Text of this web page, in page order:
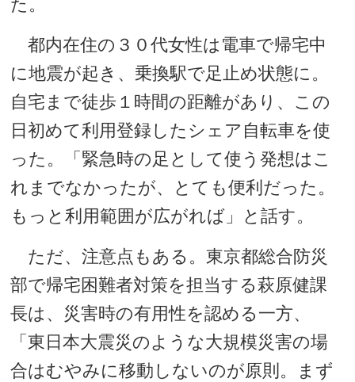
た。
都内在住の３０代女性は電車で帰宅中
に地震が起き、乗換駅で足止め状態に。
自宅まで徒歩１時間の距離があり、この
日初めて利用登録したシェア自転車を使
った。「緊急時の足として使う発想はこ
れまでなかったが、とても便利だった。
もっと利用範囲が広がれば」と話す。
ただ、注意点もある。東京都総合防災
部で帰宅困難者対策を担当する萩原健課
長は、災害時の有用性を認める一方、
「東日本大震災のような大規模災害の場
合はむやみに移動しないのが原則。まず